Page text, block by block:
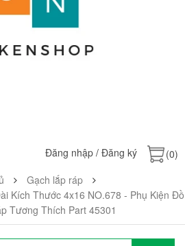
Đăng nhập / Đăng ký
(0)
Gạch lắp ráp
Kích Thước 4x16 NO.678 - Phụ Kiện Đồ
Tương Thích Part 45301